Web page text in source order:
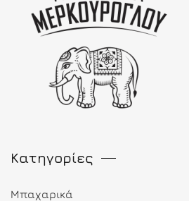
Κατηγορίες
Μπαχαρικά